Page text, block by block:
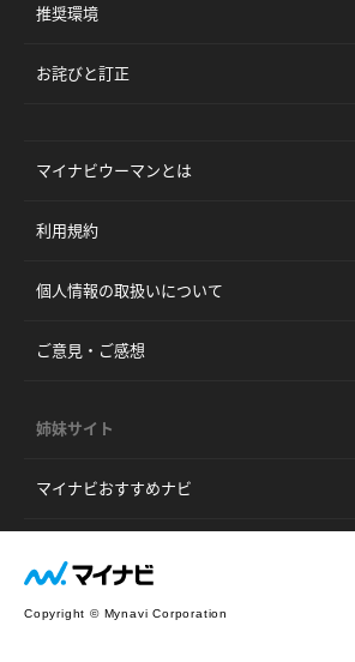
推奨環境
お詫びと訂正
マイナビウーマンとは
利用規約
個人情報の取扱いについて
ご意見・ご感想
姉妹サイト
マイナビおすすめナビ
Copyright © Mynavi Corporation